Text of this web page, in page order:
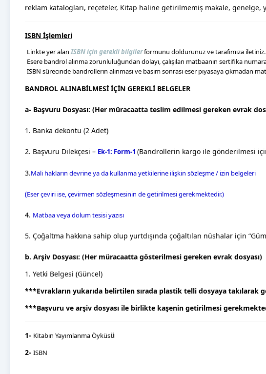
reklam katalogları, reçeteler, Kitap haline getirilmemiş makale, genelge,
ISBN İşlemleri
Linkte yer alan ISBN için gerekli bilgilerformunu doldurunuz ve tarafımıza iletiniz.
Esere bandrol alınma zorunluluğundan dolayı, çalışılan matbaanın sertifika
ISBN sürecinde bandrollerin alınması ve basım sonrası eser piyasaya çıkmadan
BANDROL ALINABİLMESİ İÇİN GEREKLİ BELGELER
a- Başvuru Dosyası: (Her müracaatta teslim edilmesi gereken evrak
1. Banka dekontu (2 Adet)
2. Başvuru Dilekçesi – Ek-1: Form-1 (Bandrollerin kargo ile gönderilmesi
3.Mali hakların devrine ya da kullanma yetkilerine ilişkin sözleşme / izin belgeleri
(Eser çeviri ise, çevirmen sözleşmesinin de getirilmesi gerekmektedir.)
4. Matbaa veya dolum tesisi yazısı
5. Çoğaltma hakkına sahip olup yurtdışında çoğaltılan nüshalar için
b. Arşiv Dosyası: (Her müracaatta gösterilmesi gereken evrak dosyası)
1. Yetki Belgesi (Güncel)
***Evrakların yukarıda belirtilen sırada plastik telli dosyaya takılarak
***Başvuru ve arşiv dosyası ile birlikte kaşenin getirilmesi
1- Kitabın Yayımlanma Öyküsü
2- ISBN